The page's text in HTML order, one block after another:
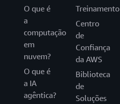
O que é
a
computação
em
nuvem?
O que é
a IA
agêntica?
Treinamento
Centro
de
Confiança
da AWS
Biblioteca
de
Soluções